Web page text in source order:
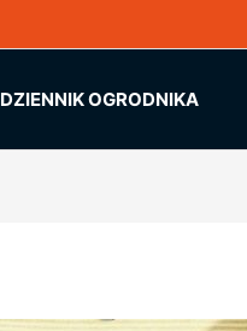
DZIENNIK OGRODNIKA